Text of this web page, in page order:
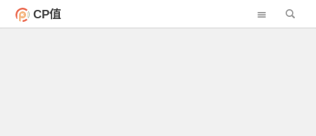
CP值